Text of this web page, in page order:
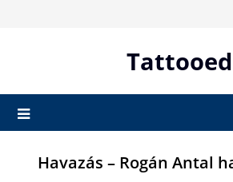
Tattooed
Havazás – Rogán Antal